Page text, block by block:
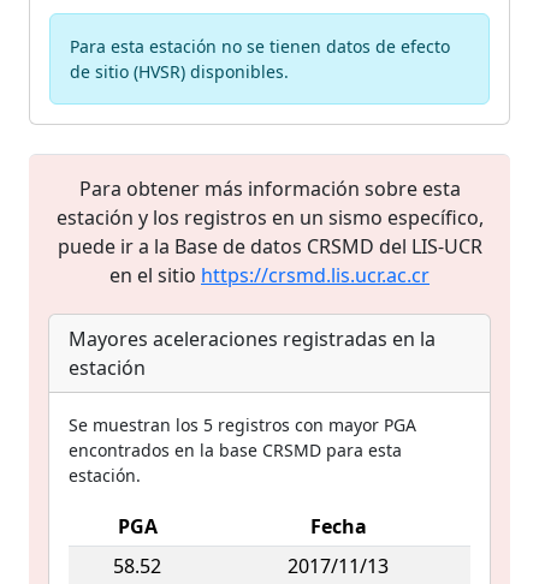
Para esta estación no se tienen datos de efecto
de sitio (HVSR) disponibles.
Para obtener más información sobre esta
estación y los registros en un sismo específico,
puede ir a la Base de datos CRSMD del LIS-UCR
en el sitio https://crsmd.lis.ucr.ac.cr
Mayores aceleraciones registradas en la
estación
Se muestran los 5 registros con mayor PGA
encontrados en la base CRSMD para esta
estación.
PGA
Fecha
58.52
2017/11/13